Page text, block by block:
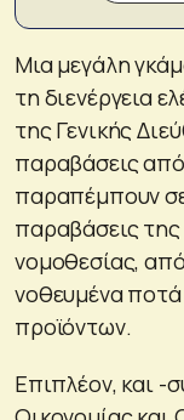
Μια μεγάλη
τη διενέργεια
της Γενικής
παραβάσεις από
παραπέμπουν
παραβάσεις της
νομοθεσίας,
νοθευμένα
προϊόντων.
Επιπλέον, και -